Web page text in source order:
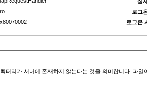
로그
로그온
터리가 서버에 존재하지 않는다는 것을 의미합니다. 파